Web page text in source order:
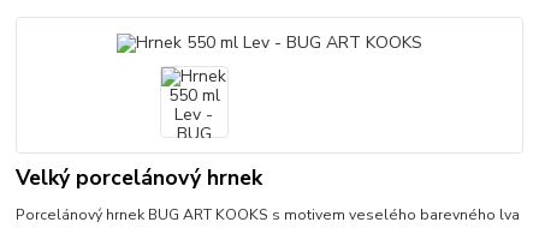
Velký porcelánový hrnek
Porcelánový hrnek BUG ART KOOKS s motivem veselého barevného lva